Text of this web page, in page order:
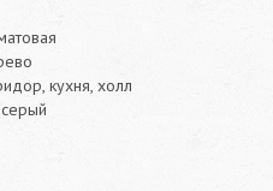
кухня, холл